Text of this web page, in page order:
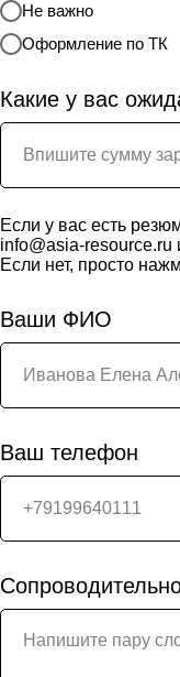
Не важно
Оформление по ТК
Какие у вас
Если у вас есть
info@asia-resource.ru
Если нет, просто
Ваши ФИО
Ваш телефон